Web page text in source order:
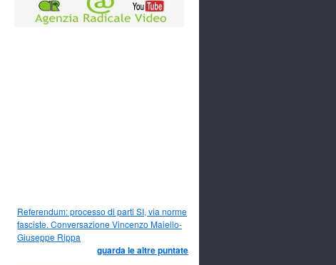
Referendum: processo di parti SI, via norme
fasciste. Conversazione Vincenzo Maiello-
Giuseppe Rippa
guarda le altre puntate